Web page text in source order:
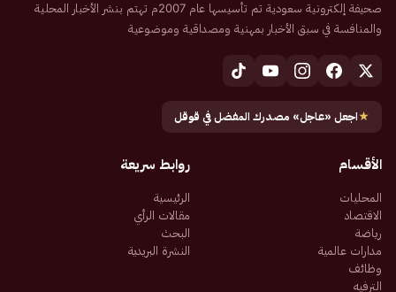
صحيفة إلكترونية سعودية تم تأسيسها عام 2007م تهتم بنشر الأخبار المحلية
والمنافسة في سبق الأخبار بمهنية ومصداقية وموضوعية
★اجعل «عاجل» مصدرك المفضل في قوقل
الأقسام
المحليات
الاقتصاد
رياضة
مدارات عالمية
وظائف
الترفيه
روابط سريعة
الرئيسية
مقالات الرأي
البحث
النشرة البريدية